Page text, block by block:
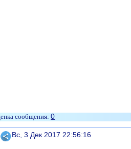
0
Поделиться
Вс, 3 Дек 2017 22:56:16